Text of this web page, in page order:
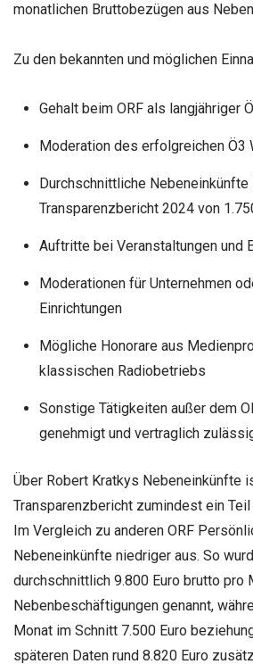
monatlichen Bruttobezügen aus
Zu den bekannten und möglichen
Gehalt beim ORF als langjähriger
Moderation des erfolgreichen Ö3
Durchschnittliche Nebeneinkünfte
Transparenzbericht 2024 von
Auftritte bei Veranstaltungen und
Moderationen für Unternehmen
Einrichtungen
Mögliche Honorare aus
klassischen Radiobetriebs
Sonstige Tätigkeiten außer dem
genehmigt und vertraglich
Über Robert Kratkys Nebeneinkünfte
Transparenzbericht zumindest ein
Im Vergleich zu anderen ORF
Nebeneinkünfte niedriger aus. So
durchschnittlich 9.800 Euro brutto pro
Nebenbeschäftigungen genannt,
Monat im Schnitt 7.500 Euro
späteren Daten rund 8.820 Euro